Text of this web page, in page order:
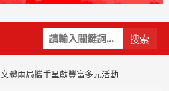
關
鍵
Primary
Menu
文體兩局攜手呈獻豐富多元活動